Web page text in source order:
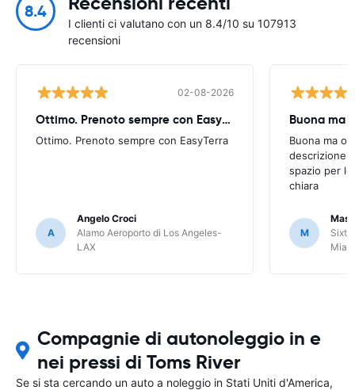
8.4
I clienti ci valutano con un 8.4/10 su 107913
recensioni
02-08-2026
Ottimo. Prenoto sempre con EasyTerra
Ottimo. Prenoto sempre con EasyTerra
A
Angelo Croci
Alamo Aeroporto di Los Angeles-
LAX
Buona ma
Buona ma
descrizione
spazio per
chiara
M
Sixt
Compagnie di autonoleggio in e
nei pressi di Toms River
Se si sta cercando un auto a noleggio in Stati Uniti d'America,